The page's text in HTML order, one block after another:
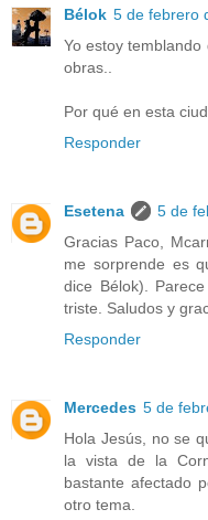
Bélok 5 de febrero
Yo estoy
obras..
Por qué en esta
Responder
Esetena
5 de
Gracias Paco,
me sorprende es
dice Bélok).
triste. Saludos y
Responder
Mercedes 5 de
Hola Jesús, no se
la vista de la
bastante afectado
otro tema.